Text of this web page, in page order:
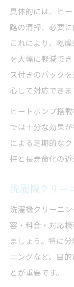
具体的には、ヒ
路の清掃、必要
これにより、乾
を大幅に軽減で
ス付きのパック
心して対応できま
ヒートポンプ搭
では十分な効果
による定期的な
持と長寿命化の近
洗濯機クリー
洗濯機クリーニ
容・料金・対応
ましょう。特に
ニングなど、目
とが重要です。